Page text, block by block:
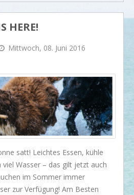
HERE!
Mittwoch, 08. Juni 2016
satt! Leichtes Essen, kühle
Wasser – das gilt jetzt auch
im Sommer immer
zur Verfügung! Am Besten